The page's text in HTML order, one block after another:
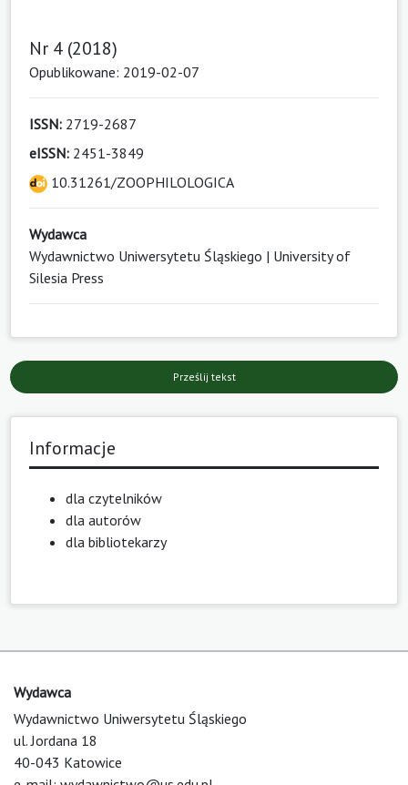
Nr 4 (2018)
Opublikowane: 2019-02-07
ISSN: 2719-2687
eISSN: 2451-3849
10.31261/ZOOPHILOLOGICA
Wydawca
Wydawnictwo Uniwersytetu Śląskiego | University of
Silesia Press
Prześlij tekst
Informacje
dla czytelników
dla autorów
dla bibliotekarzy
Wydawca
Wydawnictwo Uniwersytetu Śląskiego
ul. Jordana 18
40-043 Katowice